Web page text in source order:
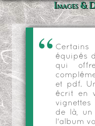
Images &
équipés
qui
et pdf.
écrit en
vignettes
de là,
l'album